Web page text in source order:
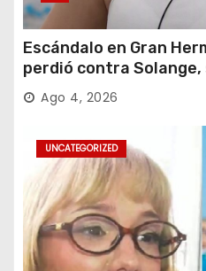
Escándalo en Gran
perdió contra Solange,
desafió al Big
Ago 4, 2026
UNCATEGORIZED